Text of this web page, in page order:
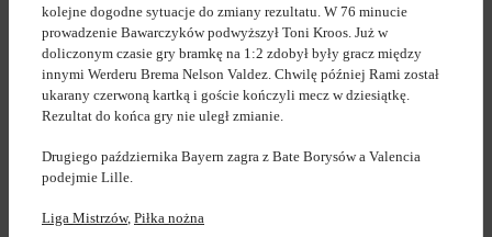
kolejne dogodne sytuacje do zmiany rezultatu. W 76 minucie
prowadzenie Bawarczyków podwyższył Toni Kroos. Już w
doliczonym czasie gry bramkę na 1:2 zdobył były gracz między
innymi Werderu Brema Nelson Valdez. Chwilę później Rami został
ukarany czerwoną kartką i goście kończyli mecz w dziesiątkę.
Rezultat do końca gry nie uległ zmianie.
Drugiego października Bayern zagra z Bate Borysów a Valencia
podejmie Lille.
Liga Mistrzów, Piłka nożna